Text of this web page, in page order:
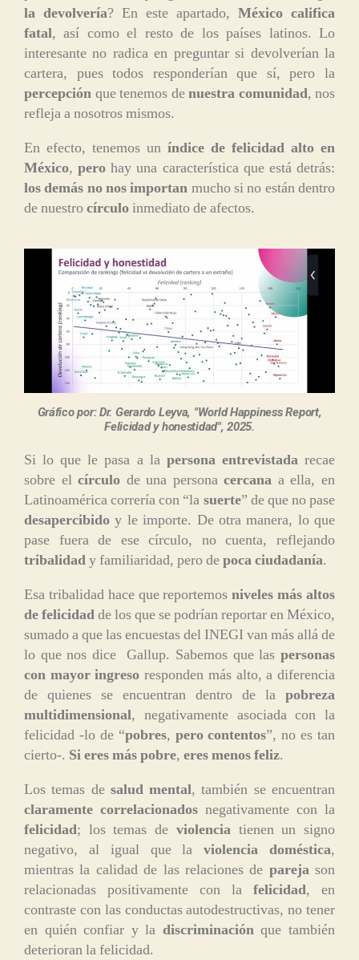
la devolvería? En este apartado, México califica
fatal, así como el resto de los países latinos. Lo
interesante no radica en preguntar si devolverían la
cartera, pues todos responderían que sí, pero la
percepción que tenemos denuestra comunidad, nos
refleja a nosotros mismos.
En efecto, tenemos un índice de felicidad alto en
México,pero hay una característica que está detrás:
los demás no nos importan mucho si no están dentro
de nuestrocírculoinmediato de afectos.
Gráfico por: Dr. Gerardo Leyva, "World Happiness Report,
Felicidad y honestidad", 2025.
Si lo que le pasa a la persona entrevistadarecae
sobre elcírculo de una personacercana a ella, en
Latinoamérica correría con “la suerte” de que no pase
desapercibido y le importe. De otra manera, lo que
pase fuera de ese círculo, no cuenta, reflejando
tribalidady familiaridad, pero depoca ciudadanía.
Esa tribalidad hace que reportemosniveles más altos
de felicidadde los que se podrían reportar en México,
sumado a que las encuestas del INEGI van más allá de
lo que nos dice Gallup. Sabemos que las personas
con mayor ingreso responden más alto, a diferencia
de quienes se encuentran dentro de la pobreza
multidimensional, negativamente asociada con la
felicidad -lo de “pobres, pero contentos”, no es tan
cierto-. Si eres más pobre, eres menos feliz.
Los temas de salud mental, también se encuentran
claramente correlacionados negativamente con la
felicidad; los temas de violenciatienen un signo
negativo, al igual que laviolencia doméstica,
mientras la calidad de las relaciones de parejason
relacionadas positivamente con la felicidad, en
contraste con las conductas autodestructivas, no tener
en quién confiar y la discriminaciónque también
deterioran la felicidad.